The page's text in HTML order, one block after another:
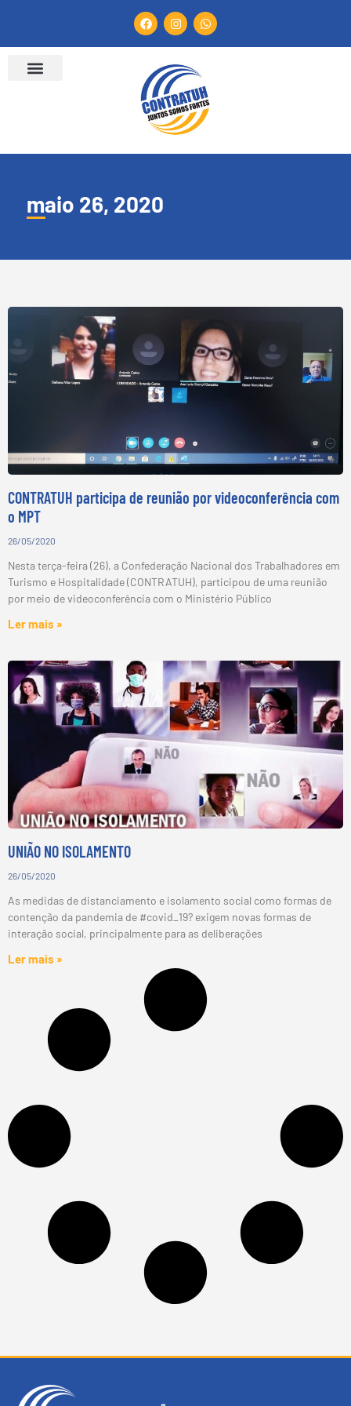
maio 26, 2020
CONTRATUH participa de reunião por videoconferência com
o MPT
26/05/2020
Nesta terça-feira (26), a Confederação Nacional dos Trabalhadores em
Turismo e Hospitalidade (CONTRATUH), participou de uma reunião
por meio de videoconferência com o Ministério Público
Ler mais »
UNIÃO NO ISOLAMENTO
26/05/2020
As medidas de distanciamento e isolamento social como formas de
contenção da pandemia de #covid_19? exigem novas formas de
interação social, principalmente para as deliberações
Ler mais »